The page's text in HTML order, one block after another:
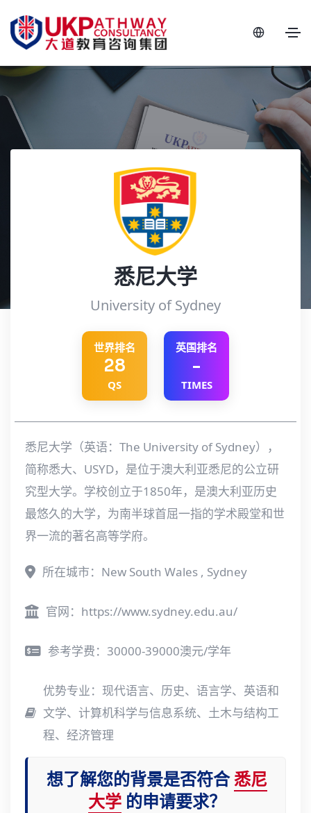
悉尼大学
University of Sydney
世界排名
28
QS
英国排名
-
TIMES
悉尼大学（英语：The University of Sydney），
简称悉大、USYD，是位于澳大利亚悉尼的公立研
究型大学。学校创立于1850年，是澳大利亚历史
最悠久的大学，为南半球首屈一指的学术殿堂和世
界一流的著名高等学府。
所在城市：New South Wales , Sydney
官网： https://www.sydney.edu.au/
参考学费：30000-39000澳元/学年
优势专业：现代语言、历史、语言学、英语和
文学、计算机科学与信息系统、土木与结构工
程、经济管理
想了解您的背景是否符合悉尼
大学的申请要求？